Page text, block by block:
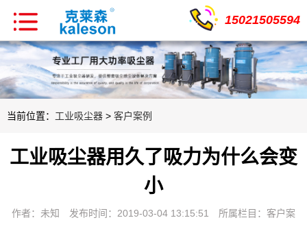
15021505594
当前位置： 工业吸尘器 > 客户案例
工业吸尘器用久了吸力为什么会变
小
作者：未知 发布时间：2019-03-04 13:15:51 所属栏目： 客户案